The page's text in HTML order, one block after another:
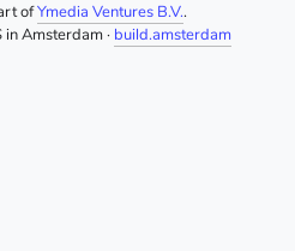
ofYmedia Ventures B.V..
Amsterdam · build.amsterdam